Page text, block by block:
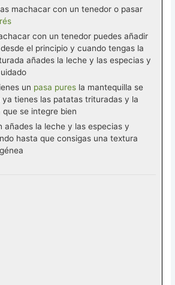
machacar con un tenedor o pasar
con un tenedor puedes añadir
el principio y cuando tengas la
añades la leche y las especias y
un pasa pures la mantequilla se
ya tienes las patatas trituradas y la
que se integre bien
añades la leche y las especias y
hasta que consigas una textura